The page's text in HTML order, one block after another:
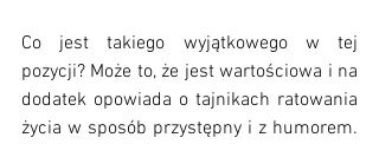
Co jest takiego wyjątkowego w tej
pozycji? Może to, że jest wartościowa i na
dodatek opowiada o tajnikach ratowania
życia w sposób przystępny i z humorem.